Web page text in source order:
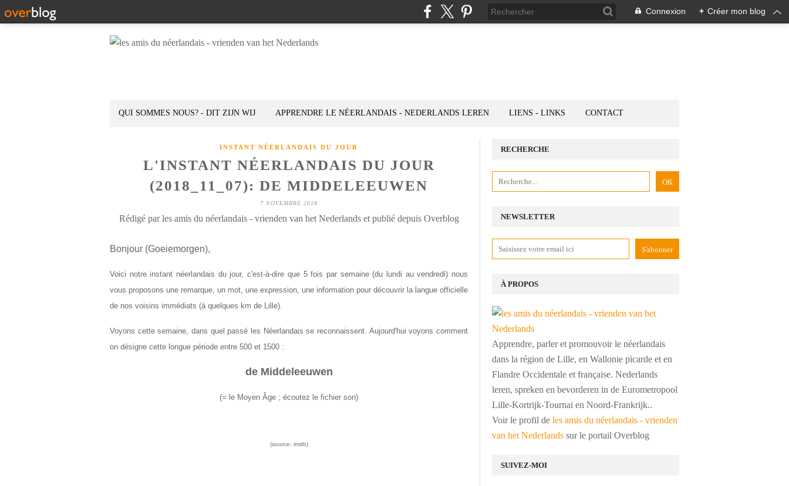
Connexion + Créer mon blog
QUI SOMMES NOUS? - DIT ZIJN WIJ APPRENDRE LE NÉERLANDAIS - NEDERLANDS LEREN LIENS - LINKS CONTACT
INSTANT NÉERLANDAIS DU JOUR
L'INSTANT NÉERLANDAIS DU JOUR
(2018_11_07): DE MIDDELEEUWEN
7 NOVEMBRE 2018
Rédigé par les amis du néerlandais - vrienden van het Nederlands et publié depuis Overblog
Bonjour (Goeiemorgen),
Voici notre instant néerlandais du jour, c'est-à-dire que 5 fois par semaine (du lundi au vendredi) nous
vous proposons une remarque, un mot, une expression, une information pour découvrir la langue officielle
de nos voisins immédiats (à quelques km de Lille).
Voyons cette semaine, dans quel passé les Néerlandais se reconnaissent. Aujourd'hui voyons comment
on désigne cette longue période entre 500 et 1500 :
de Middeleeuwen
(= le Moyen Âge ; écoutez le fichier son)
(source: imdb)
NEWSLETTER
SUIVEZ-MOI
RECHERCHE
À PROPOS
Apprendre, parler et promouvoir le néerlandais
dans la région de Lille, en Wallonie picarde et en
Flandre Occidentale et française. Nederlands
leren, spreken en bevorderen in de Eurometropool
Lille-Kortrijk-Tournai en Noord-Frankrijk..
Voir le profil de les amis du néerlandais - vrienden
van het Nederlands sur le portail Overblog